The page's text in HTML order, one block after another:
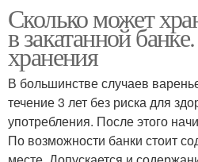
Сколько может
в закатанной
хранения
В большинстве случаев
течение 3 лет без риска для
употребления. После этого
По возможности банки стоит